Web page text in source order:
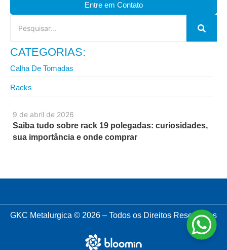
9 de abril de 2026
Saiba tudo sobre rack 19 polegadas: curiosidades,
sua importância e onde comprar
Entre em Contato
CATEGORIAS:
Calha De Tomadas
Racks
GKC Metalurgica © 2026 – Todos os Direitos Reservados